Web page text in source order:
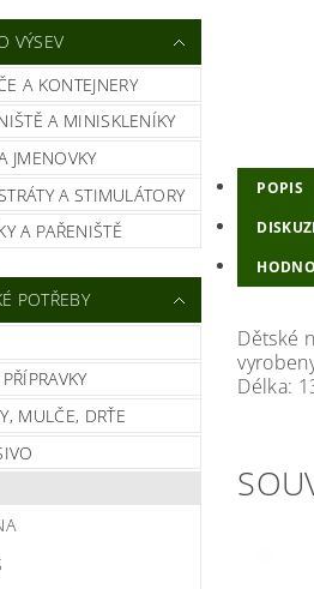
VÝSEV
A KONTEJNERY
A MINISKLENÍKY
JMENOVKY
A STIMULÁTORY
A PAŘENIŠTĚ
POTŘEBY
MULČE, DRŤE
POPIS
Dětské
Délka: